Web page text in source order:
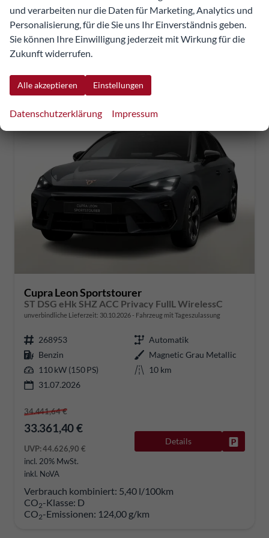
UVP:44.626,90 €
incl. 20% MwSt.
inkl. NoVA
Verbrauch kombiniert:
CO -Emissionen:124,00 g/km
Cupra Leon Sportstourer
ST DSG eHk SHZ ACC Privacy FullL WirelessC
unverbindliche Lieferzeit: 30.10.2026 Fahrzeug mit Tageszulassung
268953
Automatik
Benzin
Magnetic Grau Metallic
110 kW (150 PS)
10 km
31.07.2026
34.441,64 €
33.361,40 €
UVP:44.626,90 €
incl. 20% MwSt.
inkl. NoVA
Details
Verbrauch kombiniert: 5,40 l/100km
CO2-Klasse: D
CO2-Emissionen: 124,00 g/km
und verarbeiten nur die Daten für Marketing, Analytics und
Personalisierung, für die Sie uns Ihr Einverständnis geben.
Sie können Ihre Einwilligung jederzeit mit Wirkung für die
Zukunft widerrufen.
Alle akzeptieren Einstellungen
Datenschutzerklärung Impressum